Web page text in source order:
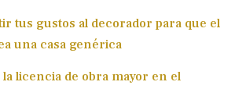
tus gustos al decorador para que el
una casa genérica
licencia de obra mayor en el